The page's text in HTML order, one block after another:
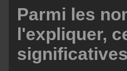
Parmi les
l'expliquer,